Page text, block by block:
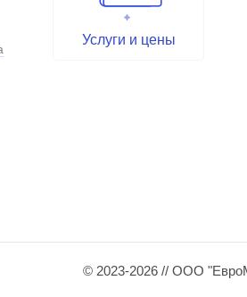
Услуги и цены
© 2023-2026 // ООО